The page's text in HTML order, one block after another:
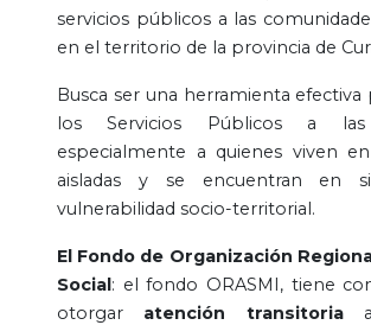
servicios públicos a las
en el territorio de la provincia de
Busca ser una herramienta efectiva
los Servicios Públicos a las
especialmente a quienes viven
aisladas y se encuentran en
vulnerabilidad socio-territorial.
El Fondo de Organización
Social: el fondo ORASMI, tiene
otorgar atención transitoriaa